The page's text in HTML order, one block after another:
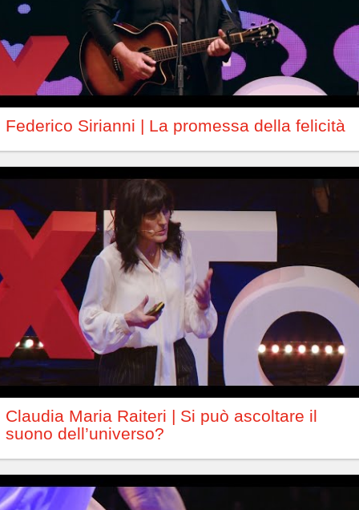
Federico Sirianni | La promessa della felicità
Claudia Maria Raiteri | Si può ascoltare il
suono dell’universo?